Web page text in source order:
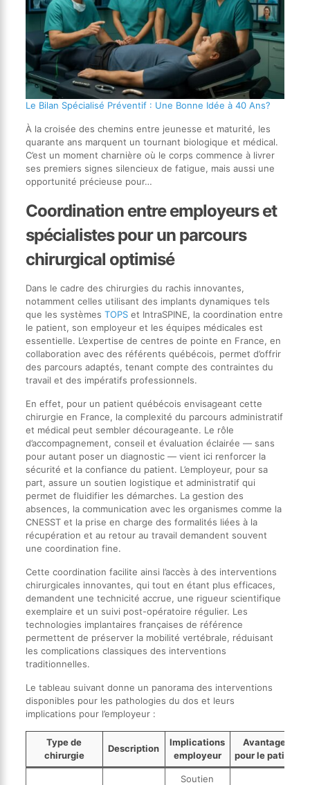
Le Bilan Spécialisé Préventif : Une Bonne Idée à 40 Ans?
À la croisée des chemins entre jeunesse et maturité, les
quarante ans marquent un tournant biologique et médical.
C’est un moment charnière où le corps commence à livrer
ses premiers signes silencieux de fatigue, mais aussi une
opportunité précieuse pour…
Coordination entre employeurs et
spécialistes pour un parcours
chirurgical optimisé
Dans le cadre des chirurgies du rachis innovantes,
notamment celles utilisant des implants dynamiques tels
que les systèmes TOPSet IntraSPINE, la coordination entre
le patient, son employeur et les équipes médicales est
essentielle. L’expertise de centres de pointe en France, en
collaboration avec des référents québécois, permet d’offrir
des parcours adaptés, tenant compte des contraintes du
travail et des impératifs professionnels.
En effet, pour un patient québécois envisageant cette
chirurgie en France, la complexité du parcours administratif
et médical peut sembler décourageante. Le rôle
d’accompagnement, conseil et évaluation éclairée — sans
pour autant poser un diagnostic — vient ici renforcer la
sécurité et la confiance du patient. L’employeur, pour sa
part, assure un soutien logistique et administratif qui
permet de fluidifier les démarches. La gestion des
absences, la communication avec les organismes comme la
CNESST et la prise en charge des formalités liées à la
récupération et au retour au travail demandent souvent
une coordination fine.
Cette coordination facilite ainsi l’accès à des interventions
chirurgicales innovantes, qui tout en étant plus efficaces,
demandent une technicité accrue, une rigueur scientifique
exemplaire et un suivi post-opératoire régulier. Les
technologies implantaires françaises de référence
permettent de préserver la mobilité vertébrale, réduisant
les complications classiques des interventions
traditionnelles.
Le tableau suivant donne un panorama des interventions
disponibles pour les pathologies du dos et leurs
implications pour l’employeur :
Type de
chirurgie
Description
Implications
employeur
Avantages
pour le patient
Soutien